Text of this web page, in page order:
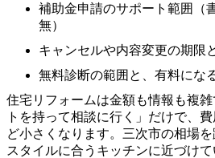
補助金申請のサポート範囲（
無）
キャンセルや内容変更の期限
無料診断の範囲と、有料にな
住宅リフォームは金額も情報も複
トを持って相談に行く」だけで、
ど小さくなります。三次市の相場
スタイルに合うキッチンに近づけて